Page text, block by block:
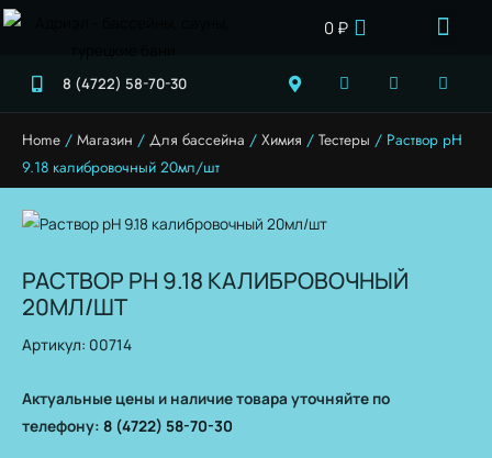
0₽
8 (4722) 58-70-30
Home / Магазин / Для бассейна / Химия / Тестеры / Раствор рН
9.18 калибровочный 20мл/шт
РАСТВОР РН 9.18 КАЛИБРОВОЧНЫЙ
20МЛ/ШТ
Артикул: 00714
Актуальные цены и наличие товара уточняйте по
телефону: 8 (4722) 58-70-30